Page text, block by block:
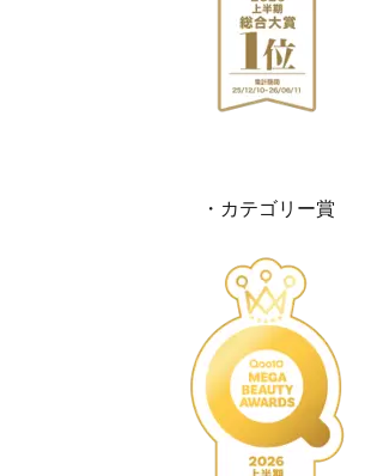
・カテゴリー賞